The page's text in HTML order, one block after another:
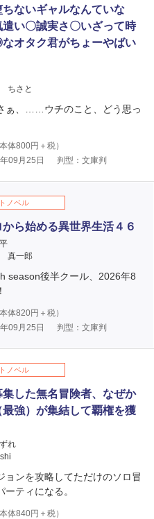
ちないギャルなんていな
い〇誠実さ〇いざって時
オタク君がちょーやばい
ちさと
ぁ、……ウチのこと、どう思っ
体800円＋税）
09月25日
判型：文庫判
ノベル
から始める異世界生活４６
真一郎
season後半クール、2026年8
体820円＋税）
09月25日
判型：文庫判
ノベル
集した無名冒険者、なぜか
最強）が集結して覇権を獲
れ
ョンを攻略してただけのソロ冒
ーティになる。
体840円＋税）